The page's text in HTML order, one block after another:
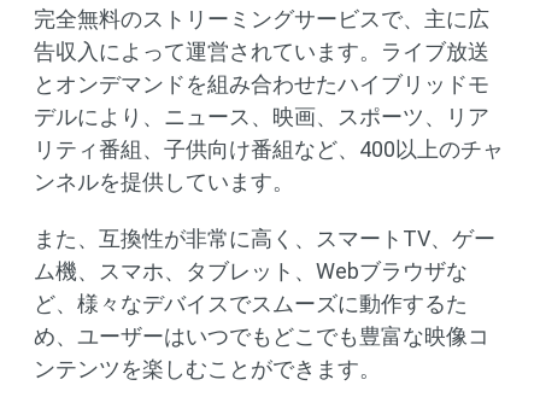
完全無料のストリーミングサービスで、主に広
告収入によって運営されています。ライブ放送
とオンデマンドを組み合わせたハイブリッドモ
デルにより、ニュース、映画、スポーツ、リア
リティ番組、子供向け番組など、400以上のチャ
ンネルを提供しています。
また、互換性が非常に高く、スマートTV、ゲー
ム機、スマホ、タブレット、Webブラウザな
ど、様々なデバイスでスムーズに動作するた
め、ユーザーはいつでもどこでも豊富な映像コ
ンテンツを楽しむことができます。